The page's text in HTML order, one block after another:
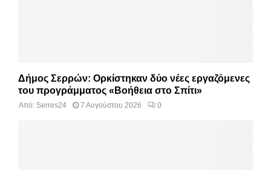
Δήμος Σερρών: Ορκίστηκαν δύο νέες εργαζόμενες
του προγράμματος «Βοήθεια στο Σπίτι»
Από: Serres24 7 Αυγούστου 2026 0